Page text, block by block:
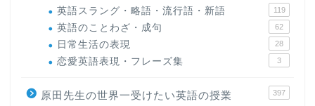
英語スラング・略語・流行語・新語 119
英語のことわざ・成句 62
日常生活の表現 28
恋愛英語表現・フレーズ集 3
原田先生の世界一受けたい英語の授業 397